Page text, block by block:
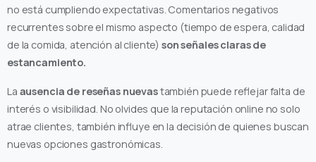
no está cumpliendo expectativas. Comentarios negativos
recurrentes sobre el mismo aspecto (tiempo de espera, calidad
de la comida, atención al cliente) son señales claras de
estancamiento.
La ausencia de reseñas nuevastambién puede reflejar falta de
interés o visibilidad. No olvides que la reputación online no solo
atrae clientes, también influye en la decisión de quienes buscan
nuevas opciones gastronómicas.